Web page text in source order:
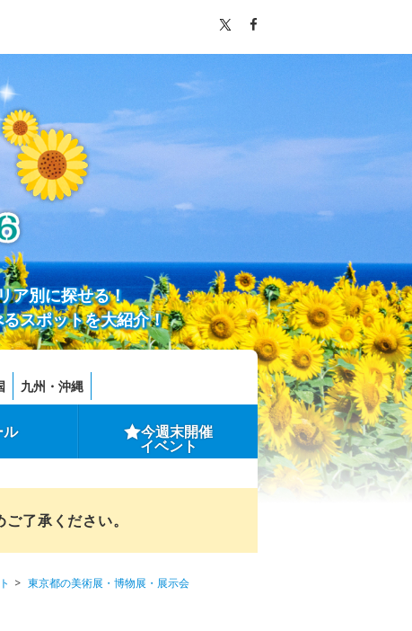
ア別に探せる！
スポットを大紹介！
九州・沖縄
ル 今週末開催
イベント
了承ください。
東京都の美術展・博物展・展示会